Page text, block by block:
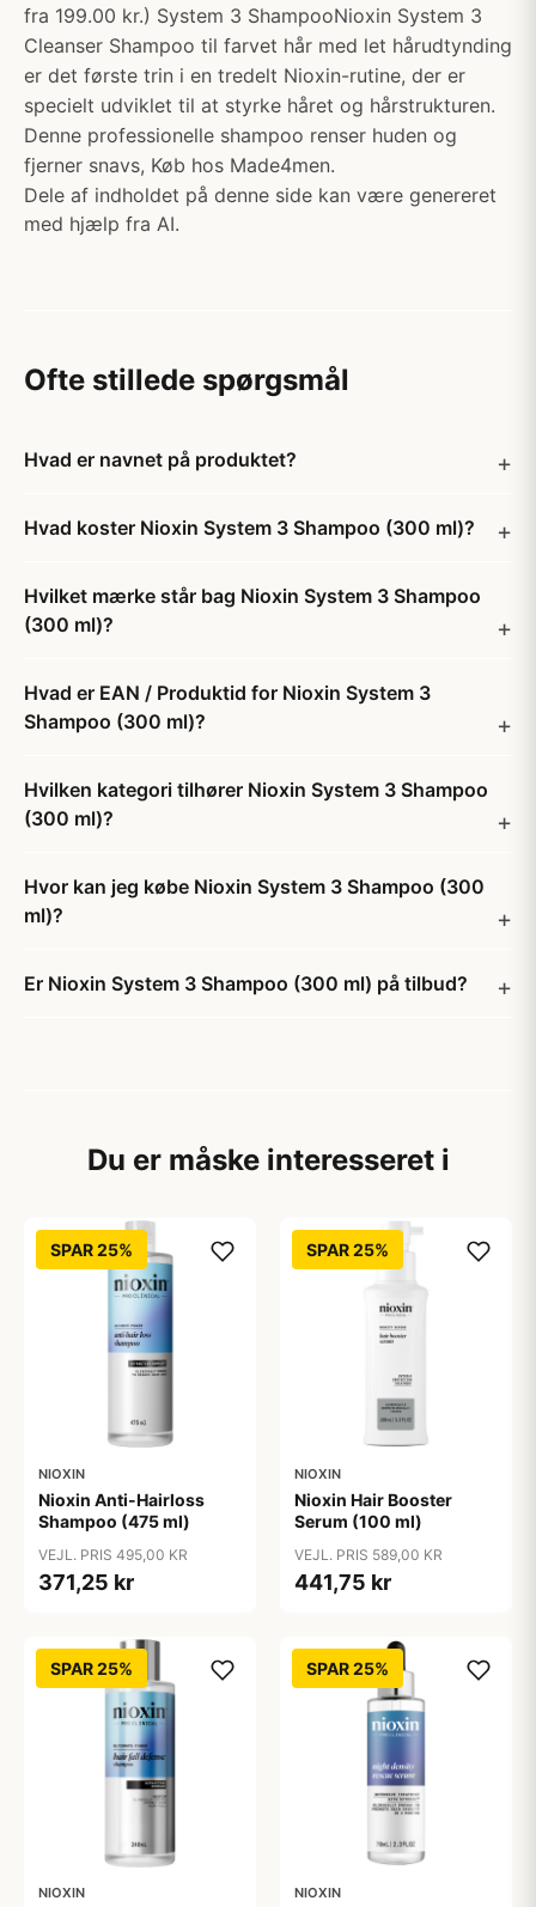
fra 199.00 kr.) System 3 ShampooNioxin System 3
Cleanser Shampoo til farvet hår med let hårudtynding
er det første trin i en tredelt Nioxin-rutine, der er
specielt udviklet til at styrke håret og hårstrukturen.
Denne professionelle shampoo renser huden og
fjerner snavs, Køb hos Made4men.
Dele af indholdet på denne side kan være genereret
med hjælp fra AI.
Ofte stillede spørgsmål
Hvad er navnet på produktet?
Hvad koster Nioxin System 3 Shampoo (300 ml)?
Hvilket mærke står bag Nioxin System 3 Shampoo
(300 ml)?
Hvad er EAN / Produktid for Nioxin System 3
Shampoo (300 ml)?
Hvilken kategori tilhører Nioxin System 3 Shampoo
(300 ml)?
Hvor kan jeg købe Nioxin System 3 Shampoo (300
ml)?
Er Nioxin System 3 Shampoo (300 ml) på tilbud?
Du er måske interesseret i
SPAR 25%
NIOXIN
Nioxin Anti-Hairloss
Shampoo (475 ml)
VEJL. PRIS 495,00 KR
371,25 kr
SPAR 25%
NIOXIN
Nioxin Hair Booster
Serum (100 ml)
VEJL. PRIS 589,00 KR
441,75 kr
SPAR 25%
NIOXIN
SPAR 25%
NIOXIN